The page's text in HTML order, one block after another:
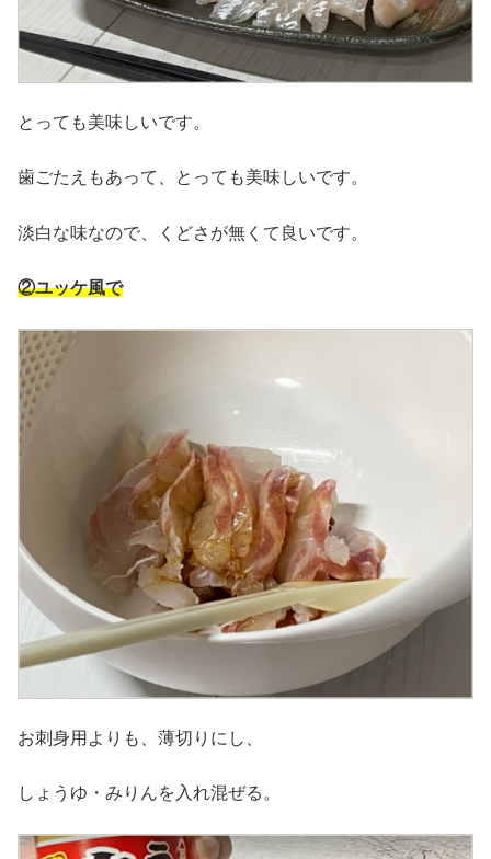
とっても美味しいです。
歯ごたえもあって、とっても美味しいです。
淡白な味なので、くどさが無くて良いです。
②ユッケ風で
お刺身用よりも、薄切りにし、
しょうゆ・みりんを入れ混ぜる。